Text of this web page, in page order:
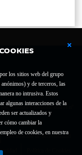
los sitios web del grupo
y de terceros, las
no intrusiva. Estos
algunas interacciones de la
ser actualizados y
cómo cambiar la
de cookies, en nuestra
Cultura y Deporte con el nº
Declaración de accesibilidad